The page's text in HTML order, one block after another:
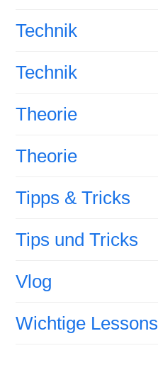
Technik
Technik
Theorie
Theorie
Tipps & Tricks
Tips und Tricks
Vlog
Wichtige Lessons